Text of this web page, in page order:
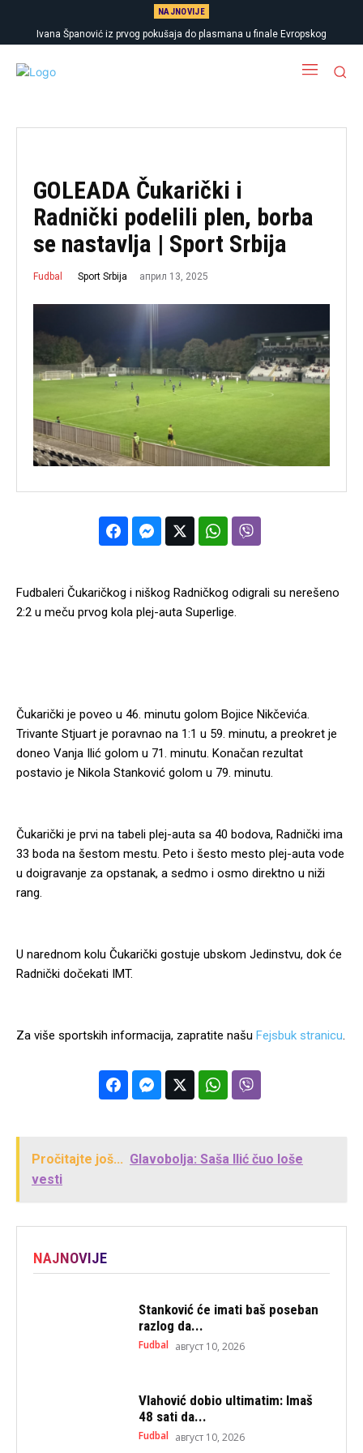
NAJNOVIJE
Ivana Španović iz prvog pokušaja do plasmana u finale Evropskog
prvenstva
GOLEADA Čukarički i
Radnički podelili plen, borba
se nastavlja | Sport Srbija
Fudbal Sport Srbija април 13, 2025
Fudbaleri Čukaričkog i niškog Radničkog odigrali su nerešeno
2:2 u meču prvog kola plej-auta Superlige.
Čukarički je poveo u 46. minutu golom Bojice Nikčevića.
Trivante Stjuart je poravnao na 1:1 u 59. minutu, a preokret je
doneo Vanja Ilić golom u 71. minutu. Konačan rezultat
postavio je Nikola Stanković golom u 79. minutu.
Čukarički je prvi na tabeli plej-auta sa 40 bodova, Radnički ima
33 boda na šestom mestu. Peto i šesto mesto plej-auta vode
u doigravanje za opstanak, a sedmo i osmo direktno u niži
rang.
U narednom kolu Čukarički gostuje ubskom Jedinstvu, dok će
Radnički dočekati IMT.
Za više sportskih informacija, zapratite našu Fejsbuk stranicu
Pročitajte još... Glavobolja: Saša Ilić čuo loše
vesti
NAJNOVIJE
Stanković će imati baš poseban
razlog da...
Fudbal август 10, 2026
Vlahović dobio ultimatim: Imaš
48 sati da...
Fudbal август 10, 2026